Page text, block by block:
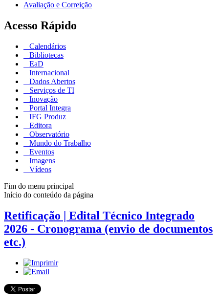
Avaliação e Correição
Acesso Rápido
Calendários
Bibliotecas
EaD
Internacional
Dados Abertos
Serviços de TI
Inovação
Portal Integra
IFG Produz
Editora
Observatório
Mundo do Trabalho
Eventos
Imagens
Vídeos
Fim do menu principal
Início do conteúdo da página
Retificação | Edital Técnico Integrado
2026 - Cronograma (envio de documentos
etc.)